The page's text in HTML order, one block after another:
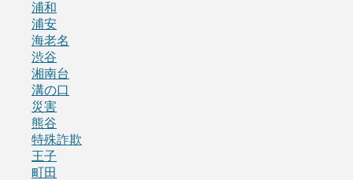
浦和
浦安
海老名
渋谷
湘南台
溝の口
災害
熊谷
特殊詐欺
王子
町田